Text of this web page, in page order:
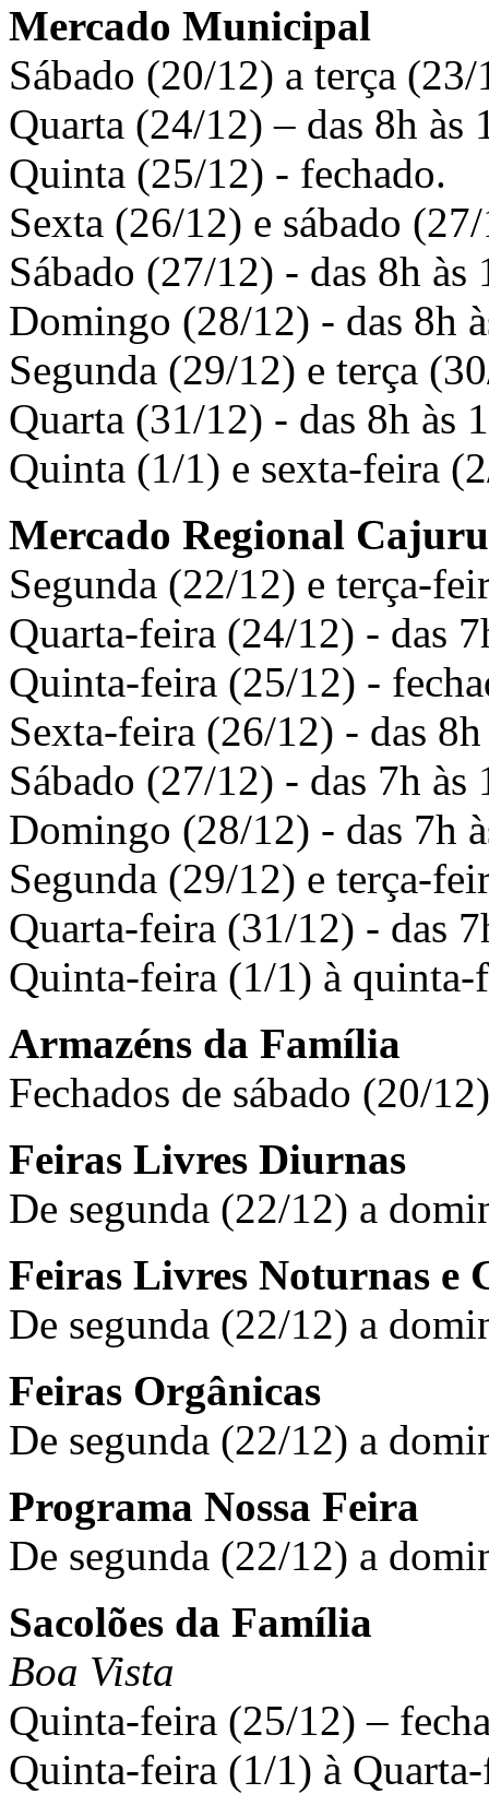
Mercado Municipal
Sábado (20/12) a terça
Quarta (24/12) – das 8h às
Quinta (25/12) - fechado.
Sexta (26/12) e sábado
Sábado (27/12) - das 8h às
Domingo (28/12) - das 8h
Segunda (29/12) e terça
Quarta (31/12) - das 8h às
Quinta (1/1) e sexta-feira
Mercado Regional Cajuru
Segunda (22/12) e terça-
Quarta-feira (24/12) - das
Quinta-feira (25/12) -
Sexta-feira (26/12) - das
Sábado (27/12) - das 7h às
Domingo (28/12) - das 7h
Segunda (29/12) e terça-
Quarta-feira (31/12) - das
Quinta-feira (1/1) à
Armazéns da Família
Fechados de sábado (20/
Feiras Livres Diurnas
De segunda (22/12) a
Feiras Livres Noturnas e
De segunda (22/12) a
Feiras Orgânicas
De segunda (22/12) a
Programa Nossa Feira
De segunda (22/12) a
Sacolões da Família
Boa Vista
Quinta-feira (25/12) –
Quinta-feira (1/1) à